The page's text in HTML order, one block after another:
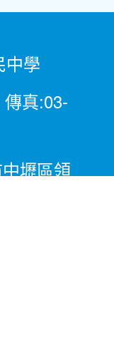
中學
真:03-
壢區領